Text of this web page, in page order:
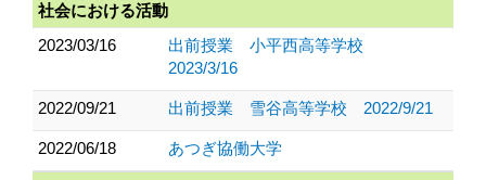
社会における活動
2023/03/16
出前授業 小平西高等学校
2023/3/16
2022/09/21 出前授業 雪谷高等学校 2022/9/21
2022/06/18 あつぎ協働大学